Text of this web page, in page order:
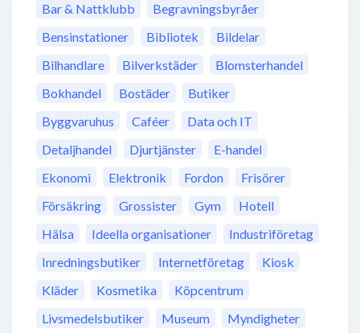
Bar & Nattklubb
Begravningsbyråer
Bensinstationer
Bibliotek
Bildelar
Bilhandlare
Bilverkstäder
Blomsterhandel
Bokhandel
Bostäder
Butiker
Byggvaruhus
Caféer
Data och IT
Detaljhandel
Djurtjänster
E-handel
Ekonomi
Elektronik Fordon
Frisörer
Försäkring
Grossister Gym
Hotell
Hälsa
Ideella organisationer
Industriföretag
Inredningsbutiker
Internetföretag
Kiosk
Kläder
Kosmetika
Köpcentrum
Livsmedelsbutiker
Museum
Myndigheter